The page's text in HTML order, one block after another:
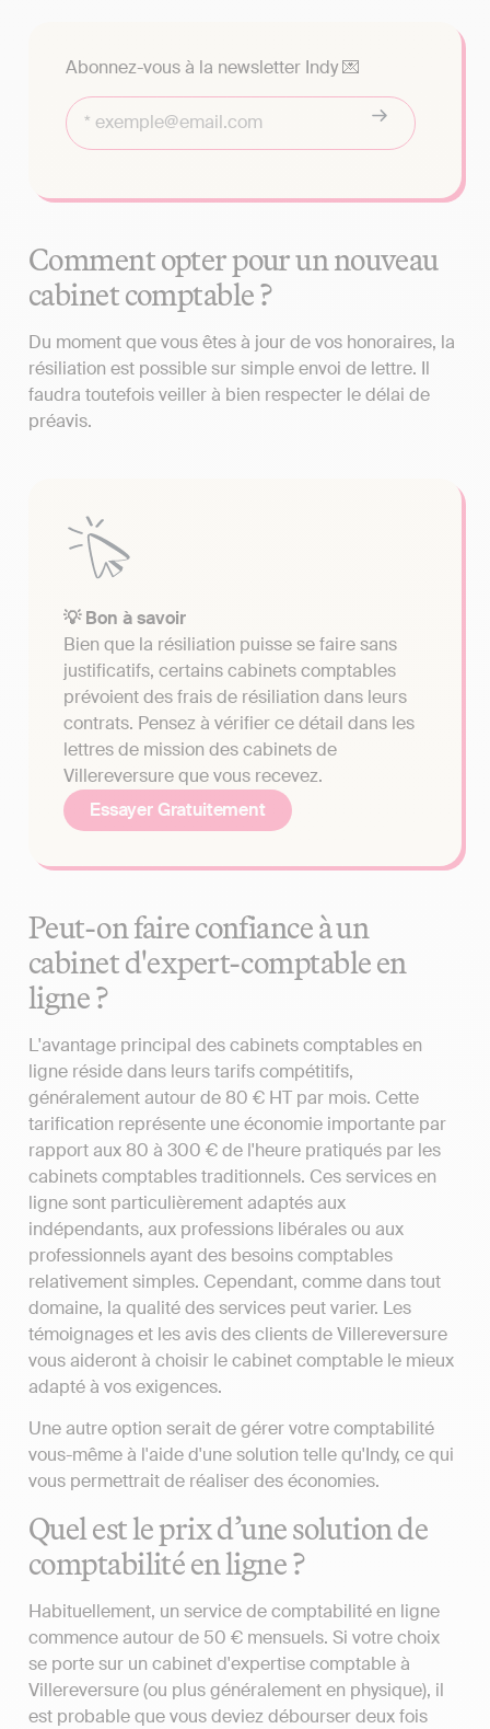
Abonnez-vous à la newsletter Indy 💌
Comment opter pour un nouveau
cabinet comptable ?
Du moment que vous êtes à jour de vos honoraires, la
résiliation est possible sur simple envoi de lettre. Il
faudra toutefois veiller à bien respecter le délai de
préavis.
💡 Bon à savoir
Bien que la résiliation puisse se faire sans
justificatifs, certains cabinets comptables
prévoient des frais de résiliation dans leurs
contrats. Pensez à vérifier ce détail dans les
lettres de mission des cabinets de
Villereversure que vous recevez.
Essayer Gratuitement
Peut-on faire confiance à un
cabinet d'expert-comptable en
ligne ?
L'avantage principal des cabinets comptables en
ligne réside dans leurs tarifs compétitifs,
généralement autour de 80 € HT par mois. Cette
tarification représente une économie importante par
rapport aux 80 à 300 € de l'heure pratiqués par les
cabinets comptables traditionnels. Ces services en
ligne sont particulièrement adaptés aux
indépendants, aux professions libérales ou aux
professionnels ayant des besoins comptables
relativement simples. Cependant, comme dans tout
domaine, la qualité des services peut varier. Les
témoignages et les avis des clients de Villereversure
vous aideront à choisir le cabinet comptable le mieux
adapté à vos exigences.
Une autre option serait de gérer votre comptabilité
vous-même à l'aide d'une solution telle qu'Indy, ce qui
vous permettrait de réaliser des économies.
Quel est le prix d’une solution de
comptabilité en ligne ?
Habituellement, un service de comptabilité en ligne
commence autour de 50 € mensuels. Si votre choix
se porte sur un cabinet d'expertise comptable à
Villereversure (ou plus généralement en physique), il
est probable que vous deviez débourser deux fois